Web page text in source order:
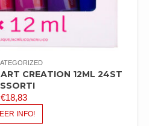
CREATION 12ML 24ST
€18,83
INFO!